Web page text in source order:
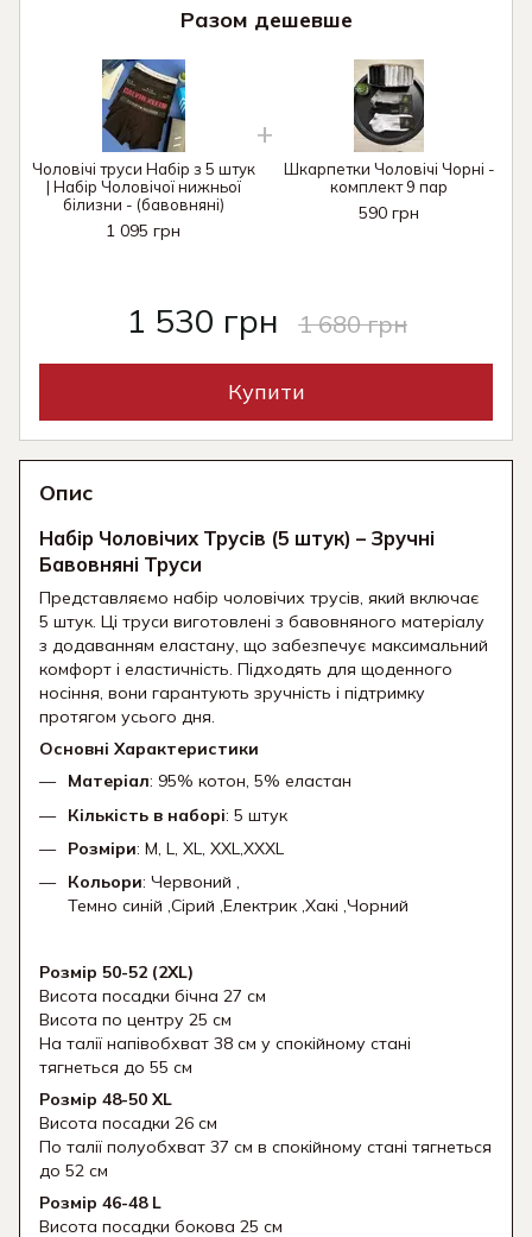
Разом дешевше
Чоловічі труси Набір з 5 штук
| Набір Чоловічої нижньої
білизни - (бавовняні)
1 095 грн
Шкарпетки Чоловічі Чорні -
комплект 9 пар
590 грн
1 530 грн 1 680 грн
Купити
Опис
Набір Чоловічих Трусів (5 штук) – Зручні
Бавовняні Труси
Представляємо набір чоловічих трусів, який включає
5 штук. Ці труси виготовлені з бавовняного матеріалу
з додаванням еластану, що забезпечує максимальний
комфорт і еластичність. Підходять для щоденного
носіння, вони гарантують зручність і підтримку
протягом усього дня.
Основні Характеристики
Матеріал: 95% котон, 5% еластан
Кількість в наборі: 5 штук
Розміри: M, L, XL, XXL,XXXL
Кольори: Червоний ,
Темно синій ,Сірий ,Електрик ,Хакі ,Чорний
Розмір 50-52 (2XL)
Висота посадки бічна 27 см
Висота по центру 25 см
На талії напівобхват 38 см у спокійному стані
тягнеться до 55 см
Розмір 48-50 XL
Висота посадки 26 см
По талії полуобхват 37 см в спокійному стані тягнеться
до 52 см
Розмір 46-48 L
Висота посадки бокова 25 см